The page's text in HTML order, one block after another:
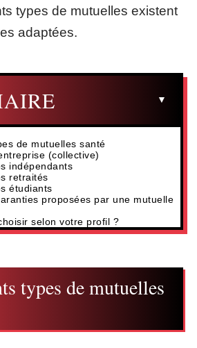
types de mutuelles existent
adaptées.
de mutuelles santé
(collective)
indépendants
retraités
étudiants
proposées par une mutuelle
selon votre profil ?
types de mutuelles